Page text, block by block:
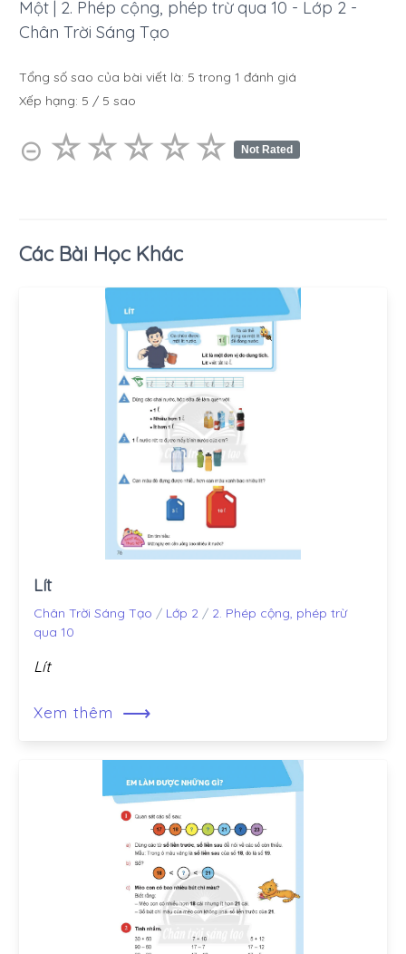
Một | 2. Phép cộng, phép trừ qua 10 - Lớp 2 -
Chân Trời Sáng Tạo
Tổng số sao của bài viết là: 5 trong 1 đánh giá
Xếp hạng: 5 / 5 sao
⊝ ☆☆☆☆☆
★★★★★ Not Rated
Các Bài Học Khác
Lít
Chân Trời Sáng Tạo / Lớp 2 / 2. Phép cộng, phép trừ
qua 10
Lít
Xem thêm ⟶